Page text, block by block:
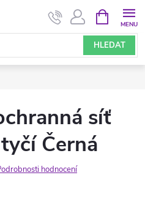
HLEDAT
NÁKUPNÍ
KOŠÍK
síť
Černá
hodnocení